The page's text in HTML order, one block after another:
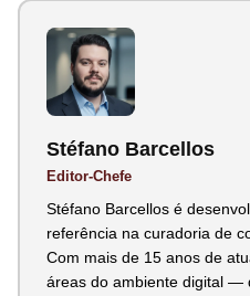
Stéfano Barcellos
Editor-Chefe
Stéfano Barcellos é
referência na curadoria de
Com mais de 15 anos de
áreas do ambiente digital —